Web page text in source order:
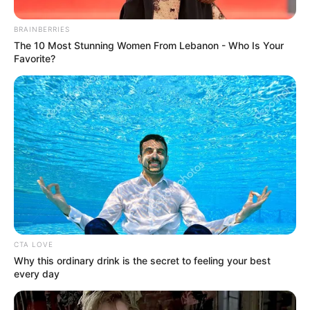
znajdują się także płyty Blu-ray z odrestaurowanymi wersjami
filmów i masą materiałów dodatkowych, na które złożą się
między innymi sceny usunięte, archiwalne wywiady i
nagrania z planu oraz komentarze twórców.
BRAINBERRIES
The 10 Most Stunning Women From Lebanon - Who Is Your
Favorite?
CTA LOVE
Why this ordinary drink is the secret to feeling your best
every day